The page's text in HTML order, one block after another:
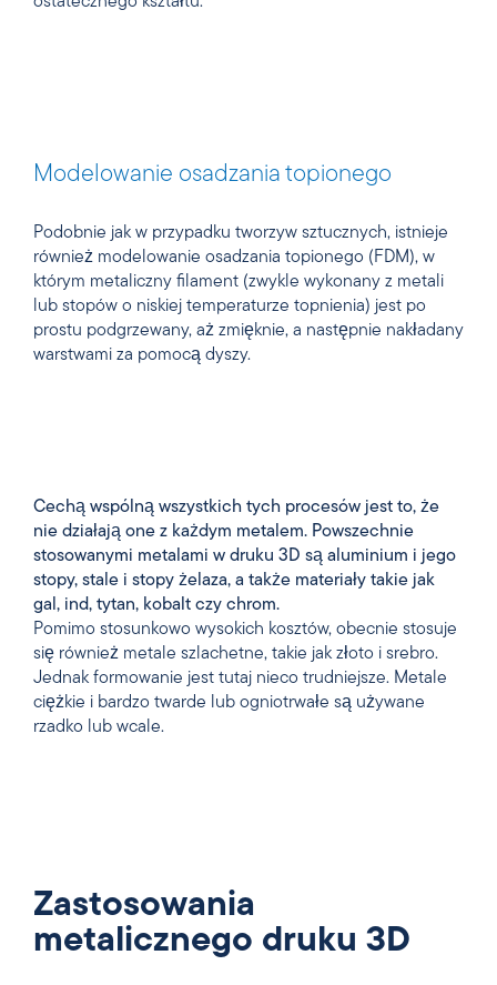
Modelowanie osadzania topionego
Podobnie jak w przypadku tworzyw sztucznych, istnieje
również modelowanie osadzania topionego (FDM), w
którym metaliczny filament (zwykle wykonany z metali
lub stopów o niskiej temperaturze topnienia) jest po
prostu podgrzewany, aż zmięknie, a następnie nakładany
warstwami za pomocą dyszy.
Cechą wspólną wszystkich tych procesów jest to, że
nie działają one z każdym metalem. Powszechnie
stosowanymi metalami w druku 3D są aluminium i jego
stopy, stale i stopy żelaza, a także materiały takie jak
gal, ind, tytan, kobalt czy chrom.
Pomimo stosunkowo wysokich kosztów, obecnie stosuje
się również metale szlachetne, takie jak złoto i srebro.
Jednak formowanie jest tutaj nieco trudniejsze. Metale
ciężkie i bardzo twarde lub ogniotrwałe są używane
rzadko lub wcale.
Zastosowania
metalicznego druku 3D